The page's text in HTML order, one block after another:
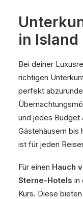
in Island
Bei deiner
richtigen
perfekt
und jedes Budget
Gästehäusern bis
ist für jeden
Für einen Hauch
Sterne-Hotels in
Kurs. Diese